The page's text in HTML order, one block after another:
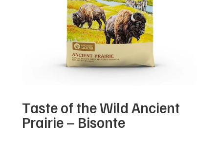
Taste of the Wild Ancient
Prairie – Bisonte